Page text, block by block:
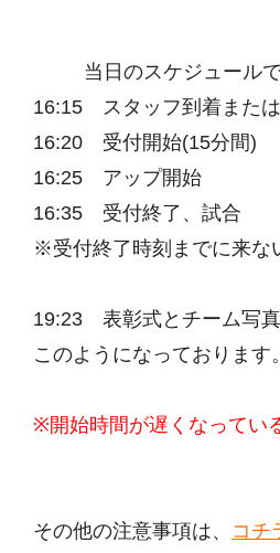
当日のスケジュール
16:15 スタッフ到着また
16:20 受付開始(15分間)
16:25 アップ開始
16:35 受付終了、試合
※受付終了時刻までに来な
19:23 表彰式とチーム写
このようになっております。
※開始時間が遅くなってい
その他の注意事項は、 コチ